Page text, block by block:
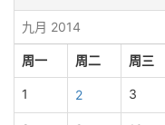
九月 2014
周一 周二 周三
1 2 3